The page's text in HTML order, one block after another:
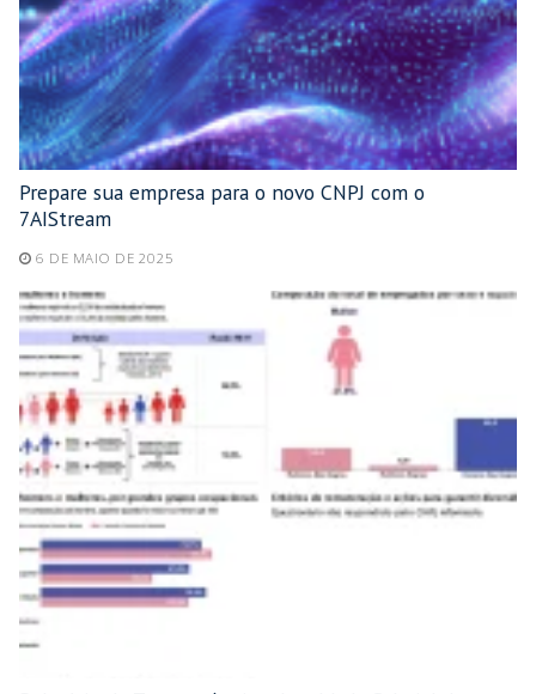
Prepare sua empresa para o novo CNPJ com o
7AIStream
6 DE MAIO DE 2025